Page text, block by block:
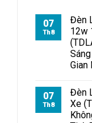
07
Th8
Đèn
12w
Gian
07
Th8
Đèn
Xe